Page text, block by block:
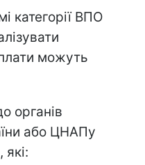
категорії ВПО
можуть
органів
або ЦНАПу